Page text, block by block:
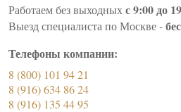
Работаем без выходныхс 9:00 до
Выезд специалиста по Москве -
Телефоны компании:
8 (800) 101 94 21
8 (916) 634 86 24
8 (916) 135 44 95